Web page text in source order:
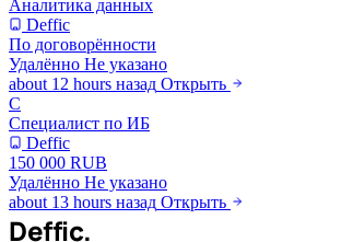
Аналитика данных
Deffic
По договорённости
Удалённо Не указано
about 12 hours назад Открыть
С
Специалист по ИБ
Deffic
150 000 RUB
Удалённо Не указано
about 13 hours назад Открыть
Deffic.